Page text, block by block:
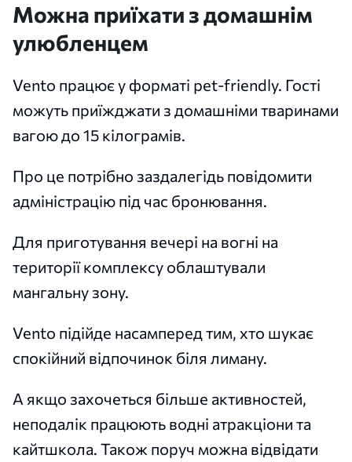
Можна приїхати з домашнім
улюбленцем
Vento працює у форматі pet-friendly. Гості
можуть приїжджати з домашніми тваринами
вагою до 15 кілограмів.
Про це потрібно заздалегідь повідомити
адміністрацію під час бронювання.
Для приготування вечері на вогні на
території комплексу облаштували
мангальну зону.
Vento підійде насамперед тим, хто шукає
спокійний відпочинок біля лиману.
А якщо захочеться більше активностей,
неподалік працюють водні атракціони та
кайтшкола. Також поруч можна відвідати